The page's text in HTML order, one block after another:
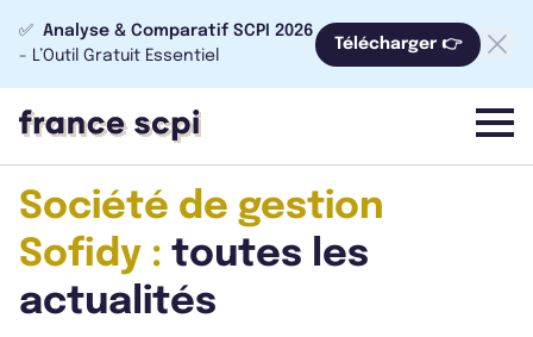
✅ Analyse & Comparatif SCPI 2026
- L’Outil Gratuit Essentiel
Télécharger 👉
menu
Société de gestion
Sofidy : toutes les
actualités